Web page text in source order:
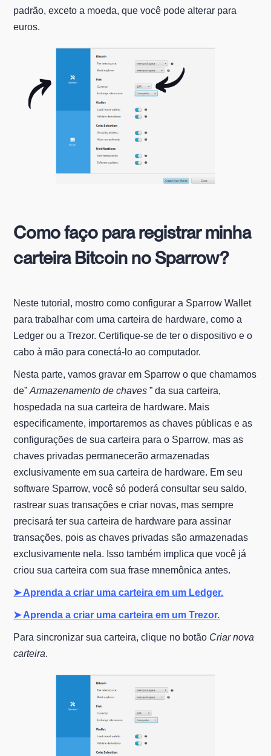
padrão, exceto a moeda, que você pode alterar para
euros.
Como faço para registrar minha
carteira Bitcoin no Sparrow?
Neste tutorial, mostro como configurar a Sparrow Wallet
para trabalhar com uma carteira de hardware, como a
Ledger ou a Trezor. Certifique-se de ter o dispositivo e o
cabo à mão para conectá-lo ao computador.
Nesta parte, vamos gravar em Sparrow o que chamamos
de”Armazenamento de chaves” da sua carteira,
hospedada na sua carteira de hardware. Mais
especificamente, importaremos as chaves públicas e as
configurações de sua carteira para o Sparrow, mas as
chaves privadas permanecerão armazenadas
exclusivamente em sua carteira de hardware. Em seu
software Sparrow, você só poderá consultar seu saldo,
rastrear suas transações e criar novas, mas sempre
precisará ter sua carteira de hardware para assinar
transações, pois as chaves privadas são armazenadas
exclusivamente nela. Isso também implica que você já
criou sua carteira com sua frase mnemônica antes.
➤ Aprenda a criar uma carteira em um Ledger.
➤ Aprenda a criar uma carteira em um Trezor.
Para sincronizar sua carteira, clique no botão Criar nova
carteira.